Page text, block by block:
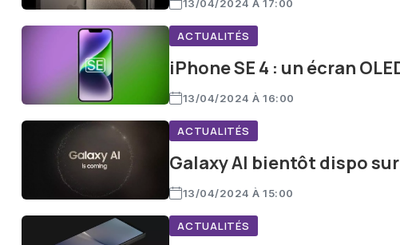
13/04/2024 À 17:00
ACTUALITÉS
iPhone SE 4 : un écran
13/04/2024 À 16:00
ACTUALITÉS
Galaxy AI bientôt dispo
13/04/2024 À 15:00
ACTUALITÉS